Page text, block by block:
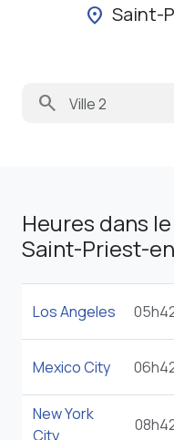
location_on Saint-
search
Heures dans
Saint-Priest-
Los Angeles
Mexico City
New York
City